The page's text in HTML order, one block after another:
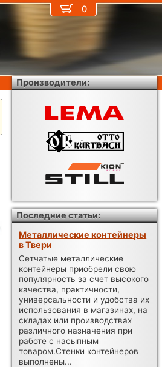
0
Производители:
Последние статьи:
Металлические контейнеры
в Твери
Сетчатые металлические
контейнеры приобрели свою
популярность за счет высокого
качества, практичности,
универсальности и удобства их
использования в магазинах, на
складах или производствах
различного назначения при
работе с насыпным
товаром.Стенки контейнеров
выполнены...